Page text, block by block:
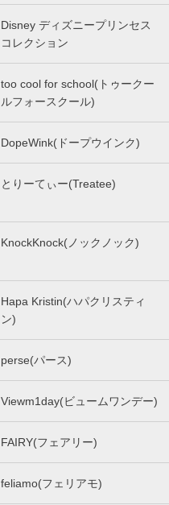
Disney ディズニープリンセス
コレクション
too cool for school(トゥークー
ルフォースクール)
DopeWink(ドープウインク)
とりーてぃー(Treatee)
KnockKnock(ノックノック)
Hapa Kristin(ハパクリスティ
ン)
perse(パース)
Viewm1day(ビュームワンデー)
FAIRY(フェアリー)
feliamo(フェリアモ)